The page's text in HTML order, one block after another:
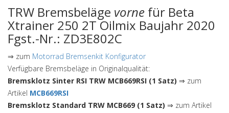
TRW Bremsbeläge vorne für Beta
Xtrainer 250 2T Oilmix Baujahr 2020
Fgst.-Nr.: ZD3E802C
⇒ zum Motorrad Bremsenkit Konfigurator
Verfügbare Bremsbeläge in Originalqualität:
Bremsklotz Sinter RSI TRW MCB669RSI (1 Satz) ⇒ zum
Artikel MCB669RSI
Bremsklotz Standard TRW MCB669 (1 Satz) ⇒ zum Artikel